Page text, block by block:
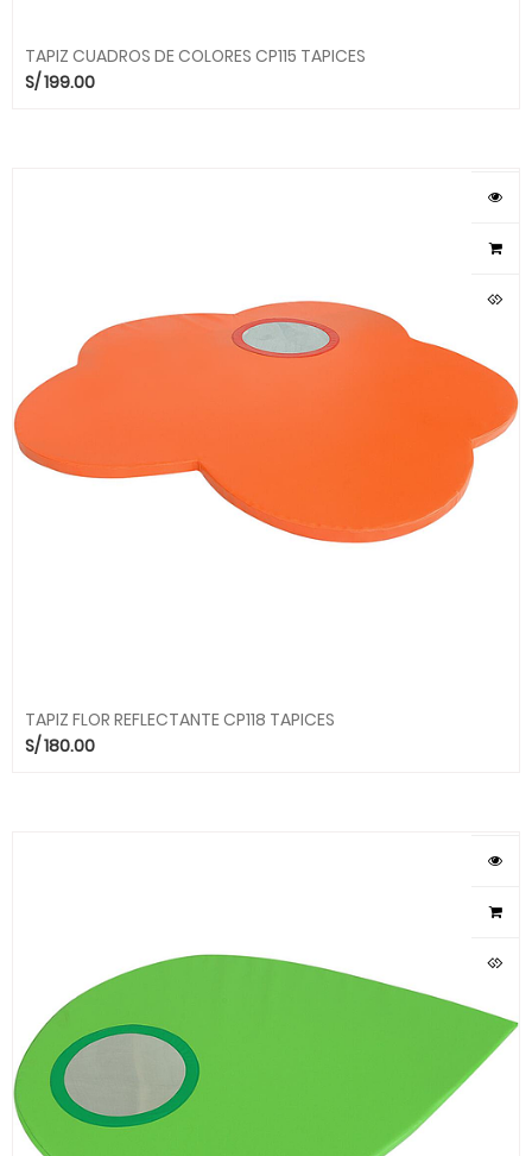
TAPIZ CUADROS DE COLORES CP115 TAPICES
S/199.00
TAPIZ FLOR REFLECTANTE CP118 TAPICES
S/180.00